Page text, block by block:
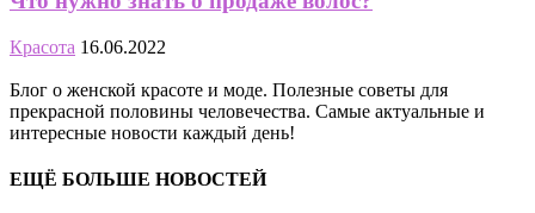
Красота 16.06.2022
Блог о женской красоте и моде. Полезные советы для
прекрасной половины человечества. Самые актуальные и
интересные новости каждый день!
ЕЩЁ БОЛЬШЕ НОВОСТЕЙ